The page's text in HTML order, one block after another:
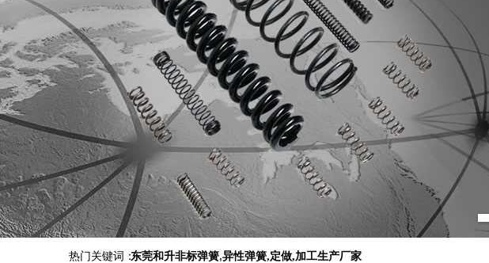
热门关键词：东莞和升非标弹簧,异性弹簧,定做,加工生产厂家